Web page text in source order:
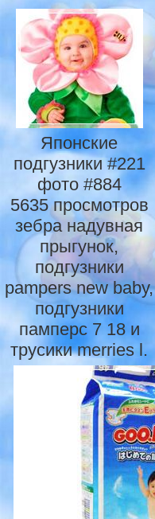
Японские
подгузники #221
фото #884
5635 просмотров
зебра надувная
прыгунок,
подгузники
pampers new baby,
подгузники
памперс 7 18 и
трусики merries l.